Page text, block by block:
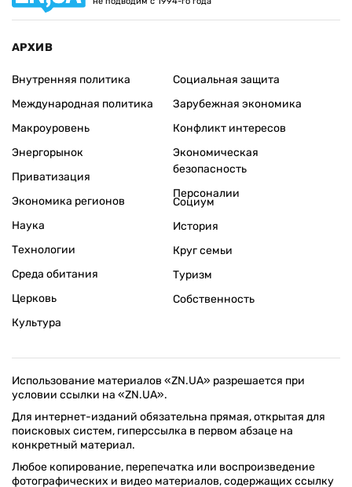
АРХИВ
Внутренняя политика
Международная политика
Макроуровень
Энергорынок
Приватизация
Экономика регионов
Социальная защита
Зарубежная экономика
Конфликт интересов
Экономическая
безопасность
Персоналии
Наука
Технологии
Среда обитания
Церковь
Культура
Социум
История
Круг семьи
Туризм
Собственность
Использование материалов «ZN.UA» разрешается при
условии ссылки на «ZN.UA».
Для интернет-изданий обязательна прямая, открытая для
поисковых систем, гиперссылка в первом абзаце на
конкретный материал.
Любое копирование, перепечатка или воспроизведение
фотографических и видео материалов, содержащих ссылку